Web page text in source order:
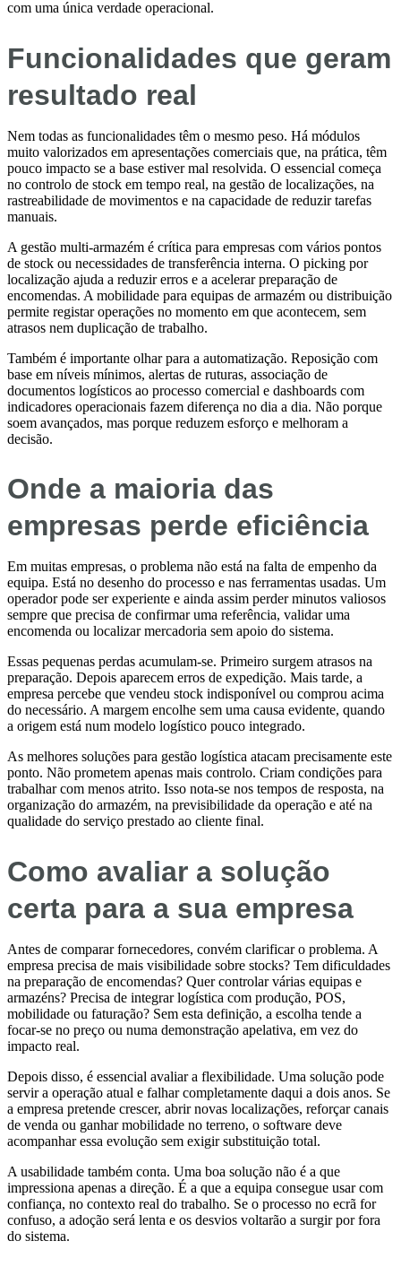
com uma única verdade operacional.
Funcionalidades que geram
resultado real
Nem todas as funcionalidades têm o mesmo peso. Há módulos
muito valorizados em apresentações comerciais que, na prática, têm
pouco impacto se a base estiver mal resolvida. O essencial começa
no controlo de stock em tempo real, na gestão de localizações, na
rastreabilidade de movimentos e na capacidade de reduzir tarefas
manuais.
A gestão multi-armazém é crítica para empresas com vários pontos
de stock ou necessidades de transferência interna. O picking por
localização ajuda a reduzir erros e a acelerar preparação de
encomendas. A mobilidade para equipas de armazém ou distribuição
permite registar operações no momento em que acontecem, sem
atrasos nem duplicação de trabalho.
Também é importante olhar para a automatização. Reposição com
base em níveis mínimos, alertas de ruturas, associação de
documentos logísticos ao processo comercial e dashboards com
indicadores operacionais fazem diferença no dia a dia. Não porque
soem avançados, mas porque reduzem esforço e melhoram a
decisão.
Onde a maioria das
empresas perde eficiência
Em muitas empresas, o problema não está na falta de empenho da
equipa. Está no desenho do processo e nas ferramentas usadas. Um
operador pode ser experiente e ainda assim perder minutos valiosos
sempre que precisa de confirmar uma referência, validar uma
encomenda ou localizar mercadoria sem apoio do sistema.
Essas pequenas perdas acumulam-se. Primeiro surgem atrasos na
preparação. Depois aparecem erros de expedição. Mais tarde, a
empresa percebe que vendeu stock indisponível ou comprou acima
do necessário. A margem encolhe sem uma causa evidente, quando
a origem está num modelo logístico pouco integrado.
As melhores soluções para gestão logística atacam precisamente este
ponto. Não prometem apenas mais controlo. Criam condições para
trabalhar com menos atrito. Isso nota-se nos tempos de resposta, na
organização do armazém, na previsibilidade da operação e até na
qualidade do serviço prestado ao cliente final.
Como avaliar a solução
certa para a sua empresa
Antes de comparar fornecedores, convém clarificar o problema. A
empresa precisa de mais visibilidade sobre stocks? Tem dificuldades
na preparação de encomendas? Quer controlar várias equipas e
armazéns? Precisa de integrar logística com produção, POS,
mobilidade ou faturação? Sem esta definição, a escolha tende a
focar-se no preço ou numa demonstração apelativa, em vez do
impacto real.
Depois disso, é essencial avaliar a flexibilidade. Uma solução pode
servir a operação atual e falhar completamente daqui a dois anos. Se
a empresa pretende crescer, abrir novas localizações, reforçar canais
de venda ou ganhar mobilidade no terreno, o software deve
acompanhar essa evolução sem exigir substituição total.
A usabilidade também conta. Uma boa solução não é a que
impressiona apenas a direção. É a que a equipa consegue usar com
confiança, no contexto real do trabalho. Se o processo no ecrã for
confuso, a adoção será lenta e os desvios voltarão a surgir por fora
do sistema.